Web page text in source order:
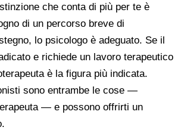
che conta di più per te è
di un percorso breve di
lo psicologo è adeguato. Se il
e richiede un lavoro terapeutico
è la figura più indicata.
sono entrambe le cose —
— e possono offrirti un